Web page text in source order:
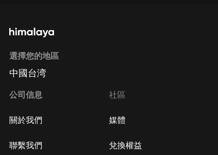
選擇您的地區
中國台湾
公司信息
關於我們
聯繫我們
社區
媒體
兌換權益